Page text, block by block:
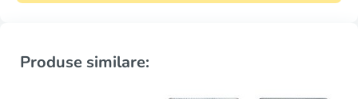
Produse similare: